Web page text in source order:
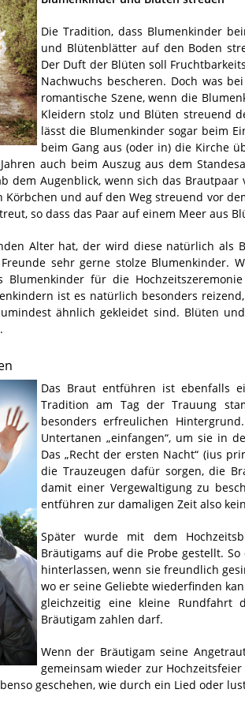
Die Tradition, dass Blumenkinder
und Blütenblätter auf den Boden
Der Duft der Blüten soll
Nachwuchs bescheren. Doch was
romantische Szene, wenn die
Kleidern stolz und Blüten streuend
lässt die Blumenkinder sogar beim
beim Gang aus (oder in) die Kirche
auch beim Auszug aus dem
dem Augenblick, wenn sich das
und auf den Weg streuend vor
so dass das Paar auf einem Meer aus
Alter hat, der wird diese natürlich als
sehr gerne stolze Blumenkinder.
für die
ist es natürlich besonders
ähnlich gekleidet sind. Blüten
Das Braut entführen ist ebenfalls
Tradition am Tag der Trauung
besonders erfreulichen
Untertanen „einfangen“, um sie in
Das „Recht der ersten Nacht“ (ius
die Trauzeugen dafür sorgen, die
damit einer Vergewaltigung zu
entführen zur damaligen Zeit also
Später wurde mit dem
Bräutigams auf die Probe gestellt.
hinterlassen, wenn sie freundlich
wo er seine Geliebte wiederfinden
gleichzeitig eine kleine Rundfahrt
Bräutigam zahlen darf.
Wenn der Bräutigam seine
gemeinsam wieder zur
geschehen, wie durch ein Lied oder